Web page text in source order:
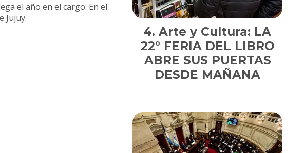
el año en el cargo. En el
Jujuy.
Arte y Cultura: LA
22° FERIA DEL LIBRO
ABRE SUS PUERTAS
DESDE MAÑANA